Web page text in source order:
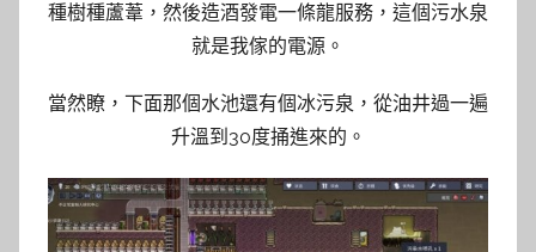
種樹種蘆葦，然後造酒發電一條龍服務，這個污水泉
就是我傢的電源。
當然瞭，下面那個水池還有個冰污泉，從油井過一遍
升溫到30度捅進來的。